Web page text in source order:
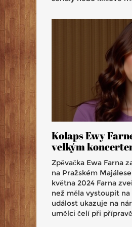
Kolaps Ewy
velkým
Zpěvačka Ewa Farna
na Pražském
května 2024 Farna
než měla vystoupit
událost ukazuje na
umělci čelí při